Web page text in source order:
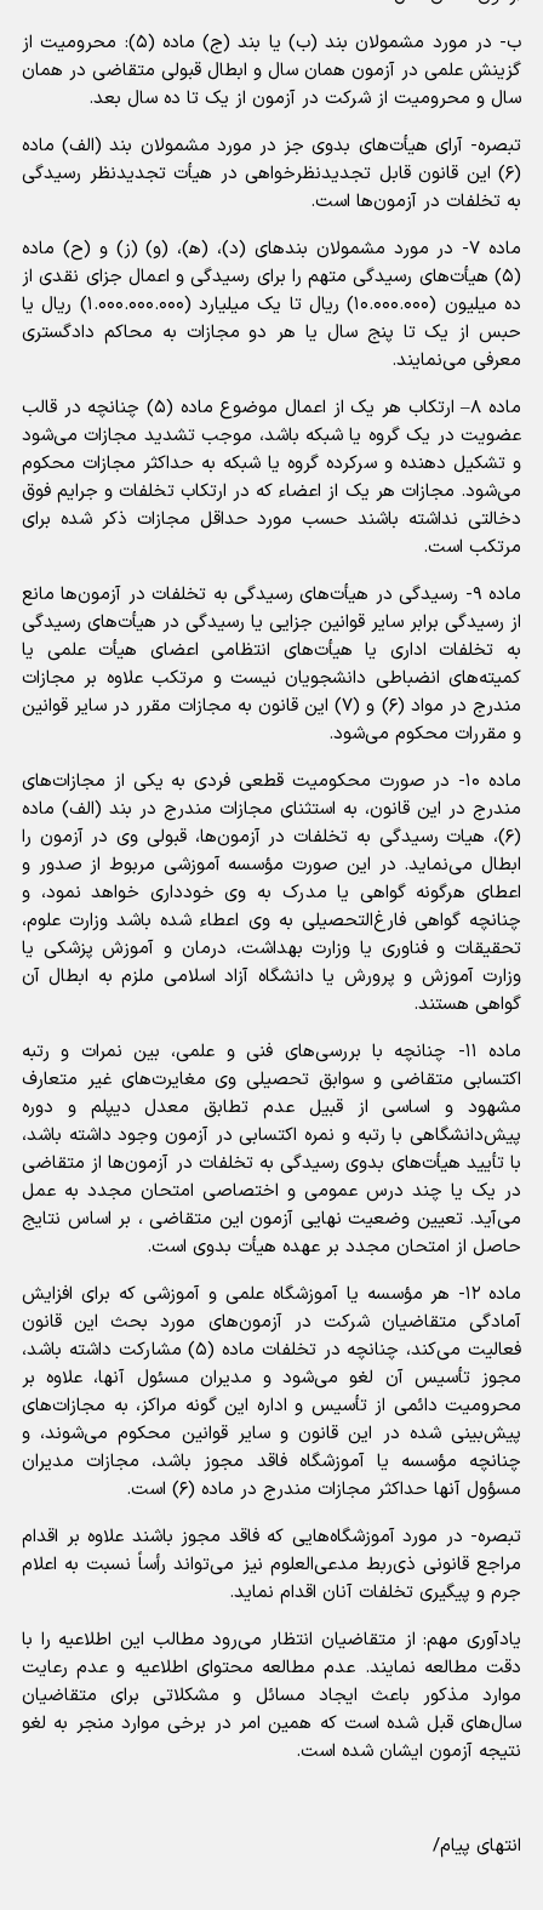
ب- در مورد مشمولان بند (ب) یا بند (ج) ماده (۵): محرومیت از
گزینش علمی در آزمون همان سال و ابطال قبولی متقاضی در همان
سال و محرومیت از شرکت در آزمون از یک تا ده سال بعد.
تبصره- آرای هیأت‌های بدوی جز در مورد مشمولان بند (الف) ماده
(۶) این قانون قابل تجدیدنظرخواهی در هیأت تجدیدنظر رسیدگی
به تخلفات در آزمون‌ها است.
ماده ۷- در مورد مشمولان بندهای (د)، (ه‍)، (و) (ز) و (ح) ماده
(۵) هیأت‌های رسیدگی متهم را برای رسیدگی و اعمال جزای نقدی از
ده میلیون (۱۰.۰۰۰.۰۰۰) ریال تا یک میلیارد (۱.۰۰۰.۰۰۰.۰۰۰) ریال یا
حبس از یک تا پنج سال یا هر دو مجازات به محاکم دادگستری
معرفی می‌نمایند.
ماده ۸– ارتکاب هر یک از اعمال موضوع ماده (۵) چنانچه در قالب
عضویت در یک گروه یا شبکه باشد، موجب تشدید مجازات می‌شود
و تشکیل دهنده و سرکرده گروه یا شبکه به حداکثر مجازات محکوم
می‌شود. مجازات هر یک از اعضاء که در ارتکاب تخلفات و جرایم فوق
دخالتی نداشته باشند حسب مورد حداقل مجازات ذکر شده برای
مرتکب است.
ماده ۹- رسیدگی در هیأت‌های رسیدگی به تخلفات در آزمون‌ها مانع
از رسیدگی برابر سایر قوانین جزایی یا رسیدگی در هیأت‌های رسیدگی
به تخلفات اداری یا هیأت‌های انتظامی اعضای هیأت علمی یا
کمیته‌های انضباطی دانشجویان نیست و مرتکب علاوه بر مجازات
مندرج در مواد (۶) و (۷) این قانون به مجازات مقرر در سایر قوانین
و مقررات محکوم می‌شود.
ماده ۱۰- در صورت محکومیت قطعی فردی به یکی از مجازات‌های
مندرج در این قانون، به استثنای مجازات مندرج در بند (الف) ماده
(۶)، هیات رسیدگی به تخلفات در آزمون‌ها، قبولی وی در آزمون را
ابطال می‌نماید. در این صورت مؤسسه آموزشی مربوط از صدور و
اعطای هرگونه گواهی یا مدرک به وی خودداری خواهد نمود، و
چنانچه گواهی فارغ‌التحصیلی به وی اعطاء شده باشد وزارت علوم،
تحقیقات و فناوری یا وزارت بهداشت، درمان و آموزش پزشکی یا
وزارت آموزش و پرورش یا دانشگاه آزاد اسلامی ملزم به ابطال آن
گواهی هستند.
ماده ۱۱- چنانچه با بررسی‌های فنی و علمی، بین نمرات و رتبه
اکتسابی متقاضی و سوابق تحصیلی وی مغایرت‌های غیر متعارف
مشهود و اساسی از قبیل عدم تطابق معدل دیپلم و دوره
پیش‌دانشگاهی با رتبه و نمره اکتسابی در آزمون وجود داشته باشد،
با تأیید هیأت‌های بدوی رسیدگی به تخلفات در آزمون‌ها از متقاضی
در یک یا چند درس عمومی و اختصاصی امتحان مجدد به عمل
می‌آید. تعیین وضعیت نهایی آزمون این متقاضی ، بر اساس نتایج
حاصل از امتحان مجدد بر عهده هیأت بدوی است.
ماده ۱۲- هر مؤسسه یا آموزشگاه علمی و آموزشی که برای افزایش
آمادگی متقاضیان شرکت در آزمون‌های مورد بحث این قانون
فعالیت می‌کند، چنانچه در تخلفات ماده (۵) مشارکت داشته باشد،
مجوز تأسیس آن لغو می‌شود و مدیران مسئول آنها، علاوه بر
محرومیت دائمی از تأسیس و اداره این گونه مراکز، به مجازات‌های
پیش‌بینی شده در این قانون و سایر قوانین محکوم می‌شوند، و
چنانچه مؤسسه یا آموزشگاه فاقد مجوز باشد، مجازات مدیران
مسؤول آنها حداکثر مجازات مندرج در ماده (۶) است.
تبصره- در مورد آموزشگاه‌هایی که فاقد مجوز باشند علاوه بر اقدام
مراجع قانونی ذی‌ربط مدعی‌العلوم نیز می‌تواند رأساً نسبت به اعلام
جرم و پیگیری تخلفات آنان اقدام نماید.
یادآوری مهم: از متقاضیان انتظار می‌رود مطالب این اطلاعیه را با
دقت مطالعه نمایند. عدم مطالعه محتوای اطلاعیه و عدم رعایت
موارد مذکور باعث ایجاد مسائل و مشکلاتی برای متقاضیان
سال‌های قبل شده است که همین امر در برخی موارد منجر به لغو
نتیجه آزمون ایشان شده است.
انتهای پیام/